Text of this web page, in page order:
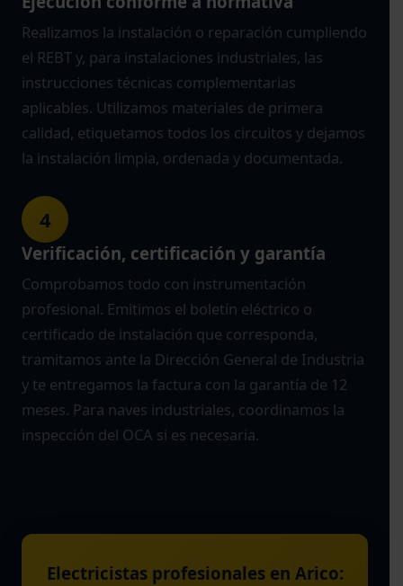
Realizamos la instalación o reparación cumpliendo
el REBT y, para instalaciones industriales, las
instrucciones técnicas complementarias
aplicables. Utilizamos materiales de primera
calidad, etiquetamos todos los circuitos y dejamos
la instalación limpia, ordenada y documentada.
4
Verificación, certificación y garantía
Comprobamos todo con instrumentación
profesional. Emitimos el boletín eléctrico o
certificado de instalación que corresponda,
tramitamos ante la Dirección General de Industria
y te entregamos la factura con la garantía de 12
meses. Para naves industriales, coordinamos la
inspección del OCA si es necesaria.
Electricistas profesionales en Arico: